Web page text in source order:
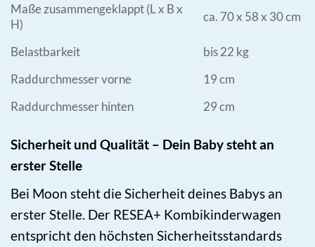
Maße zusammengeklappt (L x B x
H)
ca. 70 x 58 x 30 cm
Belastbarkeit
bis 22 kg
Raddurchmesser vorne
19 cm
Raddurchmesser hinten
29 cm
Sicherheit und Qualität – Dein Baby steht an
erster Stelle
Bei Moon steht die Sicherheit deines Babys an
erster Stelle. Der RESEA+ Kombikinderwagen
entspricht den höchsten Sicherheitsstandards